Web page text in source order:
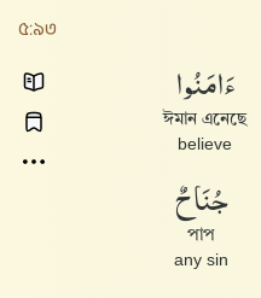
৫:৯৩
ءَامَنُوا۟
ঈমান এনেছে
believe
جُنَاحٌ
পাপ
any sin